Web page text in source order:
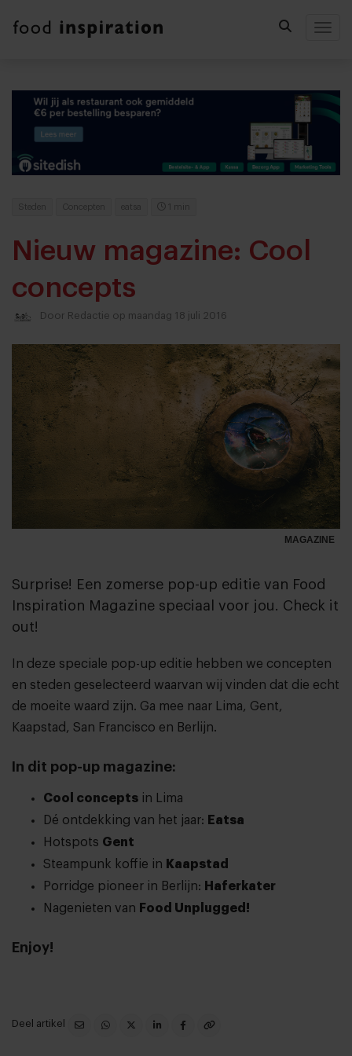
Steden Concepten eatsa 1 min
Nieuw magazine: Cool
concepts
Door Redactie op maandag 18 juli 2016
MAGAZINE
Surprise! Een zomerse pop-up editie van Food
Inspiration Magazine speciaal voor jou. Check it
out!
In deze speciale pop-up editie hebben we concepten
en steden geselecteerd waarvan wij vinden dat die echt
de moeite waard zijn. Ga mee naar Lima, Gent,
Kaapstad, San Francisco en Berlijn.
In dit pop-up magazine:
Cool concepts in Lima
Dé ontdekking van het jaar: Eatsa
Hotspots Gent
Steampunk koffie in Kaapstad
Porridge pioneer in Berlijn: Haferkater
Nagenieten van Food Unplugged!
Enjoy!
Deel artikel